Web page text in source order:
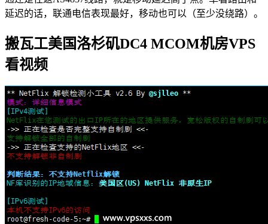
延迟的话，联通电信表现最好，移动也可以（至少没绕路）。
搬瓦工美国洛杉矶DC4 MCOM机房VPS
看视频